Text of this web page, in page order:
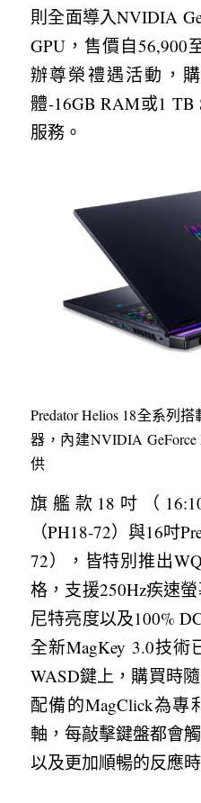
則全面導入NVIDIA
GPU，售價自56,900
辦尊榮禮遇活動，
體-16GB RAM或1
服務。
Predator Helios 18全系列
器，內建NVIDIA
供
旗艦款18吋（
（PH18-72）與16吋
72），皆特別推出
格，支援250Hz疾速
尼特亮度以及100%
全新MagKey 3.0技
WASD鍵上，購買時
配備的MagClick為專
軸，每敲擊鍵盤都會
以及更加順暢的反應時